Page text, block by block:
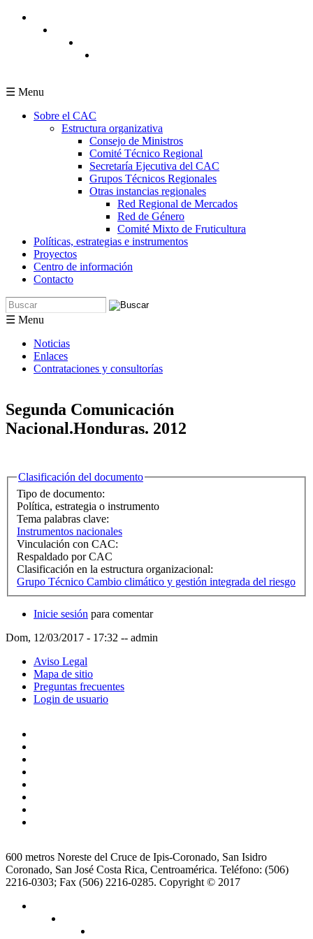
Pasar al contenido principal
☰ Menu
Sobre el CAC
Estructura organizativa
Consejo de Ministros
Comité Técnico Regional
Secretaría Ejecutiva del CAC
Grupos Técnicos Regionales
Otras instancias regionales
Red Regional de Mercados
Red de Género
Comité Mixto de Fruticultura
Políticas, estrategias e instrumentos
Proyectos
Centro de información
Contacto
Formulario de búsqueda
Buscar
☰ Menu
Noticias
Enlaces
Contrataciones y consultorías
Segunda Comunicación
Nacional.Honduras. 2012
Ocultar
Clasificación del documento
Tipo de documento:
Política, estrategia o instrumento
Tema palabras clave:
Instrumentos nacionales
Vinculación con CAC:
Respaldado por CAC
Clasificación en la estructura organizacional:
Grupo Técnico Cambio climático y gestión integrada del riesgo
Inicie sesión para comentar
Dom, 12/03/2017 - 17:32 -- admin
Aviso Legal
Mapa de sitio
Preguntas frecuentes
Login de usuario
600 metros Noreste del Cruce de Ipis-Coronado, San Isidro
Coronado, San José Costa Rica, Centroamérica. Teléfono: (506)
2216-0303; Fax (506) 2216-0285. Copyright © 2017